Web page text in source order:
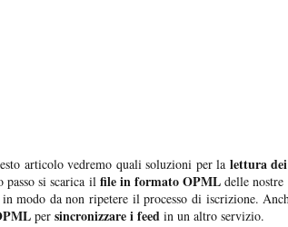
articolo vedremo quali soluzioni per la lettura
passo si scarica il file in formato OPML delle
in modo da non ripetere il processo di iscrizione.
per sincronizzare i feed in un altro servizio.